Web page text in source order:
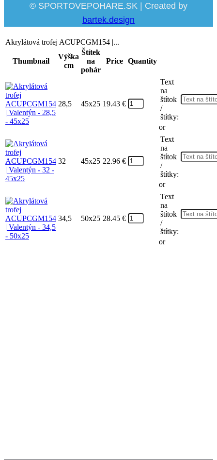
© SPORTOVEPOHARE.SK | Created by
bartek.design
Akrylátová trofej ACUPCGM154 |...
Thumbnail
Výška
cm
Štítek
na
pohár
Price Quantity
28,5 45x25 19.43 €
Text
na
štítok
/
štítky:
or
32 45x25 22.96 €
Text
na
štítok
/
štítky:
or
34,5 50x25 28.45 €
Text
na
štítok
/
štítky:
or